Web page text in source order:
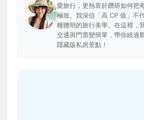
愛旅行，更熱衷於鑽研如何把
極致。我深信「高 CP 值」不
種聰明的旅行美學。在這裡，
交通與門票變簡單，帶你繞過
隱藏版私房景點！